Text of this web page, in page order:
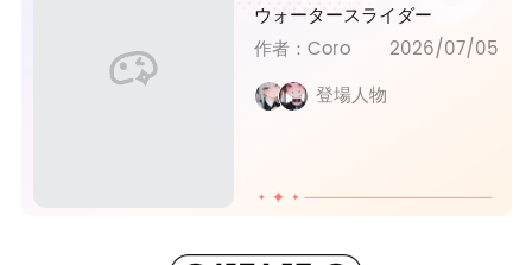
ウォータースライダー
作者：Coro
2026/07/05
登場人物